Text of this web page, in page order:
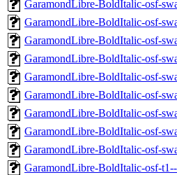
GaramondLibre-BoldItalic-osf-
GaramondLibre-BoldItalic-osf-
GaramondLibre-BoldItalic-osf-
GaramondLibre-BoldItalic-osf-
GaramondLibre-BoldItalic-osf-
GaramondLibre-BoldItalic-osf-
GaramondLibre-BoldItalic-osf-
GaramondLibre-BoldItalic-osf-
GaramondLibre-BoldItalic-osf-
GaramondLibre-BoldItalic-osf-